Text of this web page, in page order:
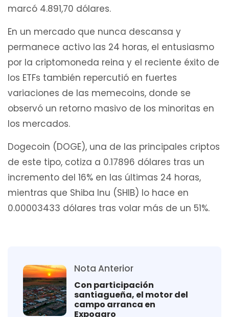
marcó 4.891,70 dólares.
En un mercado que nunca descansa y
permanece activo las 24 horas, el entusiasmo
por la criptomoneda reina y el reciente éxito de
los ETFs también repercutió en fuertes
variaciones de las memecoins, donde se
observó un retorno masivo de los minoritas en
los mercados.
Dogecoin (DOGE), una de las principales criptos
de este tipo, cotiza a 0.17896 dólares tras un
incremento del 16% en las últimas 24 horas,
mientras que Shiba Inu (SHIB) lo hace en
0.00003433 dólares tras volar más de un 51%.
Nota Anterior
Con participación
santiagueña, el motor del
campo arranca en
Expoagro